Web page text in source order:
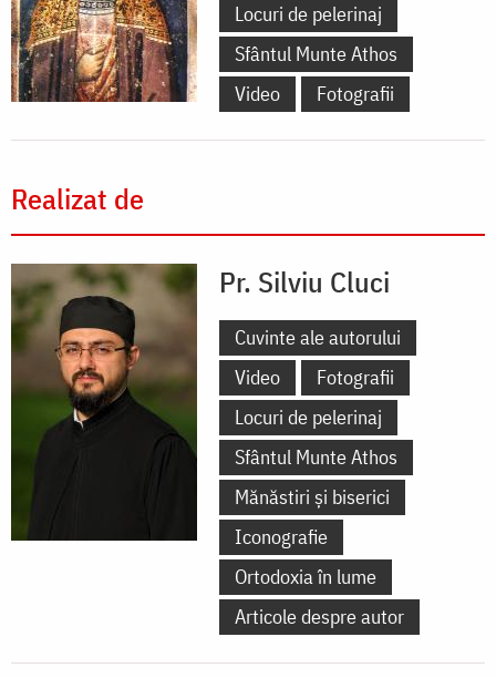
Locuri de pelerinaj
Sfântul Munte Athos
Video
Fotografii
Realizat de
Pr. Silviu Cluci
Cuvinte ale autorului
Video
Fotografii
Locuri de pelerinaj
Sfântul Munte Athos
Mănăstiri și biserici
Iconografie
Ortodoxia în lume
Articole despre autor